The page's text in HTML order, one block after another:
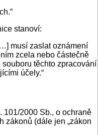
stanoví:
musí zaslat oznámení
zcela nebo částečně
těchto zpracování
účely.“
101/2000 Sb., o ochraně
zákonů (dále jen „zákon